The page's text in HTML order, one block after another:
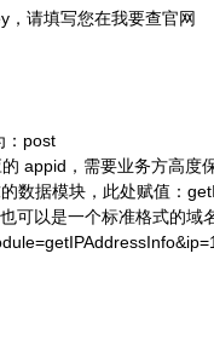
，请填写您在我要查官网
：post
appid，需要业务方高度
数据模块，此处赋值：
可以是一个标准格式的域